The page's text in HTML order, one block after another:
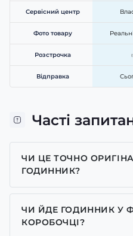
Сервісний центр
Фото товару
Розстрочка
Відправка
Часті
ЧИ ЦЕ ТОЧНО
ГОДИННИК?
Так, усі годинники у
представником багатьох
ЧИ ЙДЕ ГОДИННИК У
КОРОБОЧЦІ?